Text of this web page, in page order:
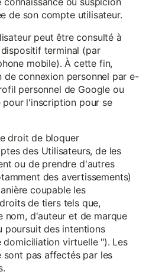
de son compte utilisateur.
peut être consulté à
terminal (par
mobile). À cette fin,
connexion personnel par e-
personnel de Google ou
pour l'inscription pour se
droit de bloquer
des Utilisateurs, de les
ou de prendre d'autres
des avertissements)
coupable les
de tiers tels que,
nom, d'auteur et de marque
poursuit des intentions
virtuelle "). Les
pas affectés par les